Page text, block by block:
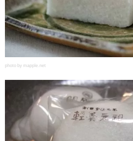
photo by mapple.net